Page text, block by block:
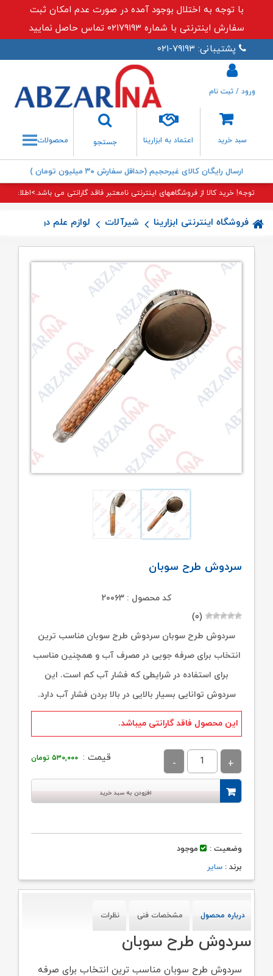
با توجه به اختلال بوجود آمده در صورت عدم امکان ثبت
سفارش اینترنتی با شماره ۰۲۱۷۹۱۹۳ تماس حاصل نمایید
پشتیبانی: ۷۹۱۹۳-۰۲۱
سبد خرید اعتماد به ابزارینا
جستجو
جستجو
ورود / ثبت نام
محصولات
ارسال رایگان کالای غیرحجیم (حداقل سفارش ۳۰ میلیون تومان )
توجه! خرید کالا از فروشگاههای اینترنتی نامعتبر فاقد گارانتی می باشد.>اطلاعات
فروشگاه اینترنتی ابزارینا شیرآلات لوازم علم دوش
سردوش طرح سوبان
کد محصول : ۲۰۰۶۳
(۰)
سردوش طرح سوبان سردوش طرح سوبان مناسب ترین
انتخاب برای صرفه جویی در مصرف آب و همچنین مناسب
برای استفاده در شرایطی که فشار آب کم است. این
سردوش توانایی بسیار بالایی در بالا بردن فشار آب دارد.
این محصول فاقد گارانتی میباشد.
قیمت : ۵۳۰,۰۰۰ تومان
افزودن به سبد خرید
وضعیت :
موجود
برند : سایر
درباره محصول مشخصات فنی نظرات
سردوش طرح سوبان
سردوش طرح سوبان مناسب ترین انتخاب برای صرفه